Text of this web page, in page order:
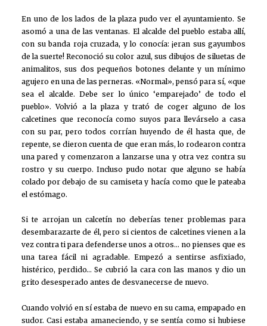
En uno de los lados de la plaza pudo ver el ayuntamiento. Se
asomó a una de las ventanas. El alcalde del pueblo estaba allí,
con su banda roja cruzada, y lo conocía: ¡eran sus gayumbos
de la suerte! Reconoció su color azul, sus dibujos de siluetas de
animalitos, sus dos pequeños botones delante y un mínimo
agujero en una de las perneras. «Normal», pensó para sí, «que
sea el alcalde. Debe ser lo único ‘emparejado’ de todo el
pueblo». Volvió a la plaza y trató de coger alguno de los
calcetines que reconocía como suyos para llevárselo a casa
con su par, pero todos corrían huyendo de él hasta que, de
repente, se dieron cuenta de que eran más, lo rodearon contra
una pared y comenzaron a lanzarse una y otra vez contra su
rostro y su cuerpo. Incluso pudo notar que alguno se había
colado por debajo de su camiseta y hacía como que le pateaba
el estómago.
Si te arrojan un calcetín no deberías tener problemas para
desembarazarte de él, pero si cientos de calcetines vienen a la
vez contra ti para defenderse unos a otros… no pienses que es
una tarea fácil ni agradable. Empezó a sentirse asfixiado,
histérico, perdido… Se cubrió la cara con las manos y dio un
grito desesperado antes de desvanecerse de nuevo.
Cuando volvió en sí estaba de nuevo en su cama, empapado en
sudor. Casi estaba amaneciendo, y se sentía como si hubiese